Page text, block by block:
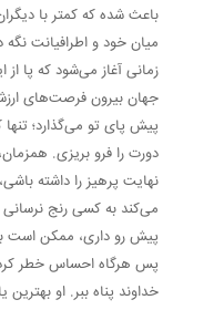
باعث شده که کمتر با
میان خود و اطرافیانت نگه
زمانی آغاز می‌شود که پا
جهان بیرون فرصت‌های
پیش پای تو می‌گذارد؛
دورت را فرو بریزی.
نهایت پرهیز را داشته
می‌کند به کسی رنج
پیش رو داری، ممکن است
پس هرگاه احساس خطر
خداوند پناه ببر. او